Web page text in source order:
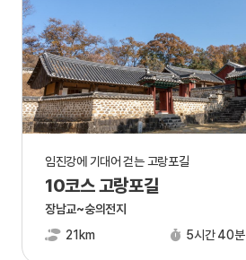
임진강에 기대어 걷는 고랑포길
10코스 고랑포길
장남교~숭의전지
21km
5시간 40분